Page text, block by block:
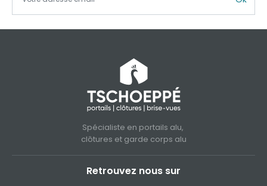
Spécialiste en portails alu,
clôtures et garde corps alu
Retrouvez nous sur